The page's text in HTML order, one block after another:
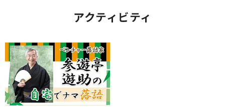
アクティビティ